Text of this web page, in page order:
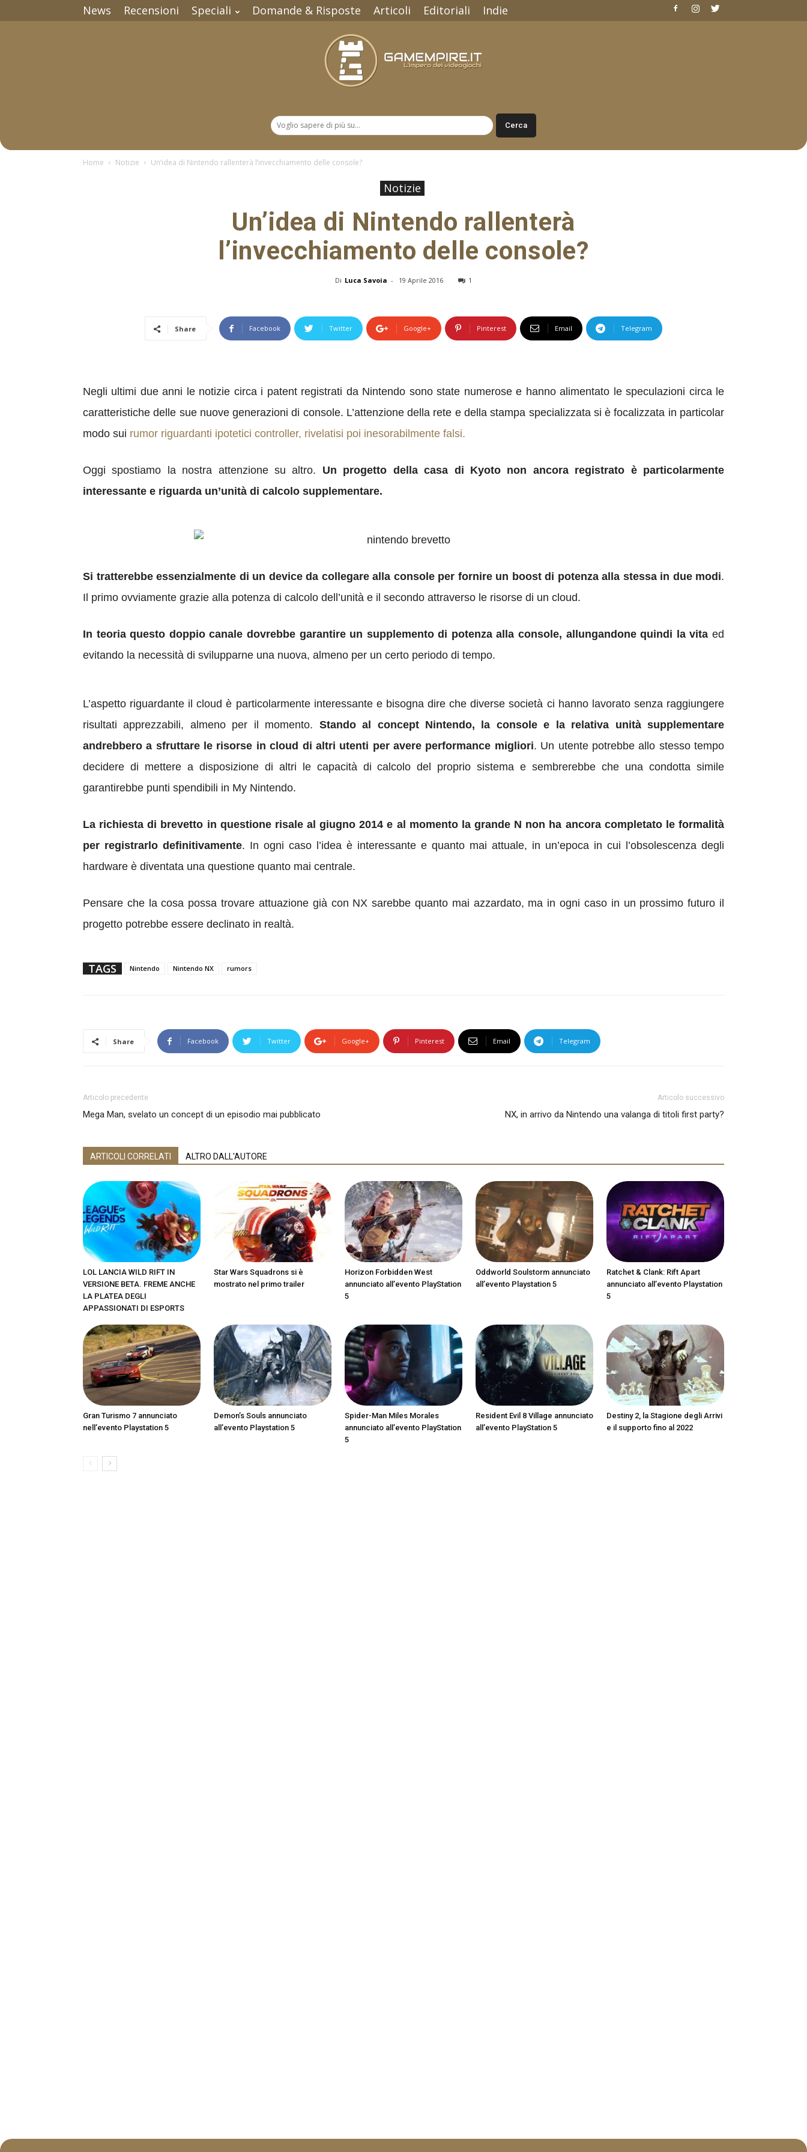
News Recensioni Speciali Domande & Risposte Articoli Editoriali Indie
Home Notizie Un’idea di Nintendo rallenterà l’invecchiamento delle console?
Notizie
Un’idea di Nintendo rallenterà
l’invecchiamento delle console?
Di Luca Savoia - 19 Aprile 2016 1
Share Facebook Twitter Google+ Pinterest Email Telegram
Negli ultimi due anni le notizie circa i patent registrati da Nintendo sono state numerose e hanno alimentato le speculazioni circa le
caratteristiche delle sue nuove generazioni di console. L’attenzione della rete e della stampa specializzata si è focalizzata in particolar
modo sui rumor riguardanti ipotetici controller, rivelatisi poi inesorabilmente falsi.
Oggi spostiamo la nostra attenzione su altro. Un progetto della casa di Kyoto non ancora registrato è particolarmente
interessante e riguarda un’unità di calcolo supplementare.
Si tratterebbe essenzialmente di un device da collegare alla console per fornire un boost di potenza alla stessa in due modi.
Il primo ovviamente grazie alla potenza di calcolo dell’unità e il secondo attraverso le risorse di un cloud.
In teoria questo doppio canale dovrebbe garantire un supplemento di potenza alla console, allungandone quindi la vita ed
evitando la necessità di svilupparne una nuova, almeno per un certo periodo di tempo.
L’aspetto riguardante il cloud è particolarmente interessante e bisogna dire che diverse società ci hanno lavorato senza raggiungere
risultati apprezzabili, almeno per il momento. Stando al concept Nintendo, la console e la relativa unità supplementare
andrebbero a sfruttare le risorse in cloud di altri utenti per avere performance migliori. Un utente potrebbe allo stesso tempo
decidere di mettere a disposizione di altri le capacità di calcolo del proprio sistema e sembrerebbe che una condotta simile
garantirebbe punti spendibili in My Nintendo.
La richiesta di brevetto in questione risale al giugno 2014 e al momento la grande N non ha ancora completato le formalità
per registrarlo definitivamente. In ogni caso l’idea è interessante e quanto mai attuale, in un’epoca in cui l’obsolescenza degli
hardware è diventata una questione quanto mai centrale.
Pensare che la cosa possa trovare attuazione già con NX sarebbe quanto mai azzardato, ma in ogni caso in un prossimo futuro il
progetto potrebbe essere declinato in realtà.
TAGS Nintendo Nintendo NX rumors
Share Facebook Twitter Google+ Pinterest Email Telegram
Articolo precedente
Mega Man, svelato un concept di un episodio mai pubblicato
Articolo successivo
NX, in arrivo da Nintendo una valanga di titoli first party?
ARTICOLI CORRELATI ALTRO DALL'AUTORE
LOL LANCIA WILD RIFT IN
VERSIONE BETA. FREME ANCHE
LA PLATEA DEGLI
APPASSIONATI DI ESPORTS
Star Wars Squadrons si è
mostrato nel primo trailer
Horizon Forbidden West
annunciato all’evento PlayStation
5
Oddworld Soulstorm annunciato
all’evento Playstation 5
Ratchet & Clank: Rift Apart
annunciato all’evento Playstation
5
Gran Turismo 7 annunciato
nell’evento Playstation 5
Demon’s Souls annunciato
all’evento Playstation 5
Spider-Man Miles Morales
annunciato all’evento PlayStation
5
Resident Evil 8 Village annunciato
all’evento PlayStation 5
Destiny 2, la Stagione degli Arrivi
e il supporto fino al 2022